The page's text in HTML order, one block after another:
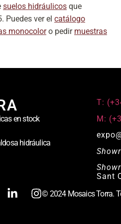
suelos hidráulicos que
Puedes ver el catálogo
monocoloro pedir muestras
en stock
hidráulica
T:
M:
Sant
© 2024 Mosaics Torra.